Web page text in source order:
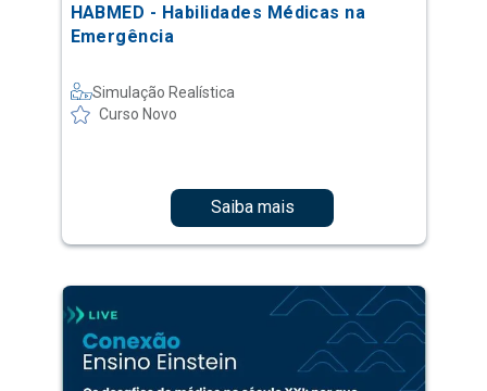
HABMED - Habilidades Médicas na
Emergência
Simulação Realística
Curso Novo
Saiba mais